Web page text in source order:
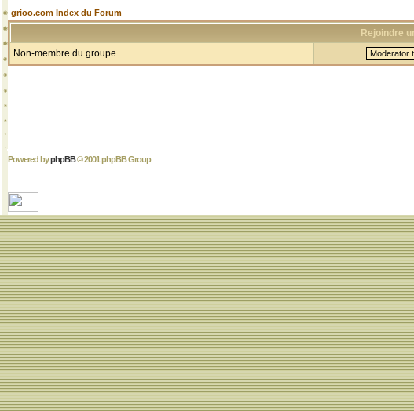
grioo.com Index du Forum
Rejoindre
Non-membre du groupe
Powered byphpBB© 2001 phpBB Group